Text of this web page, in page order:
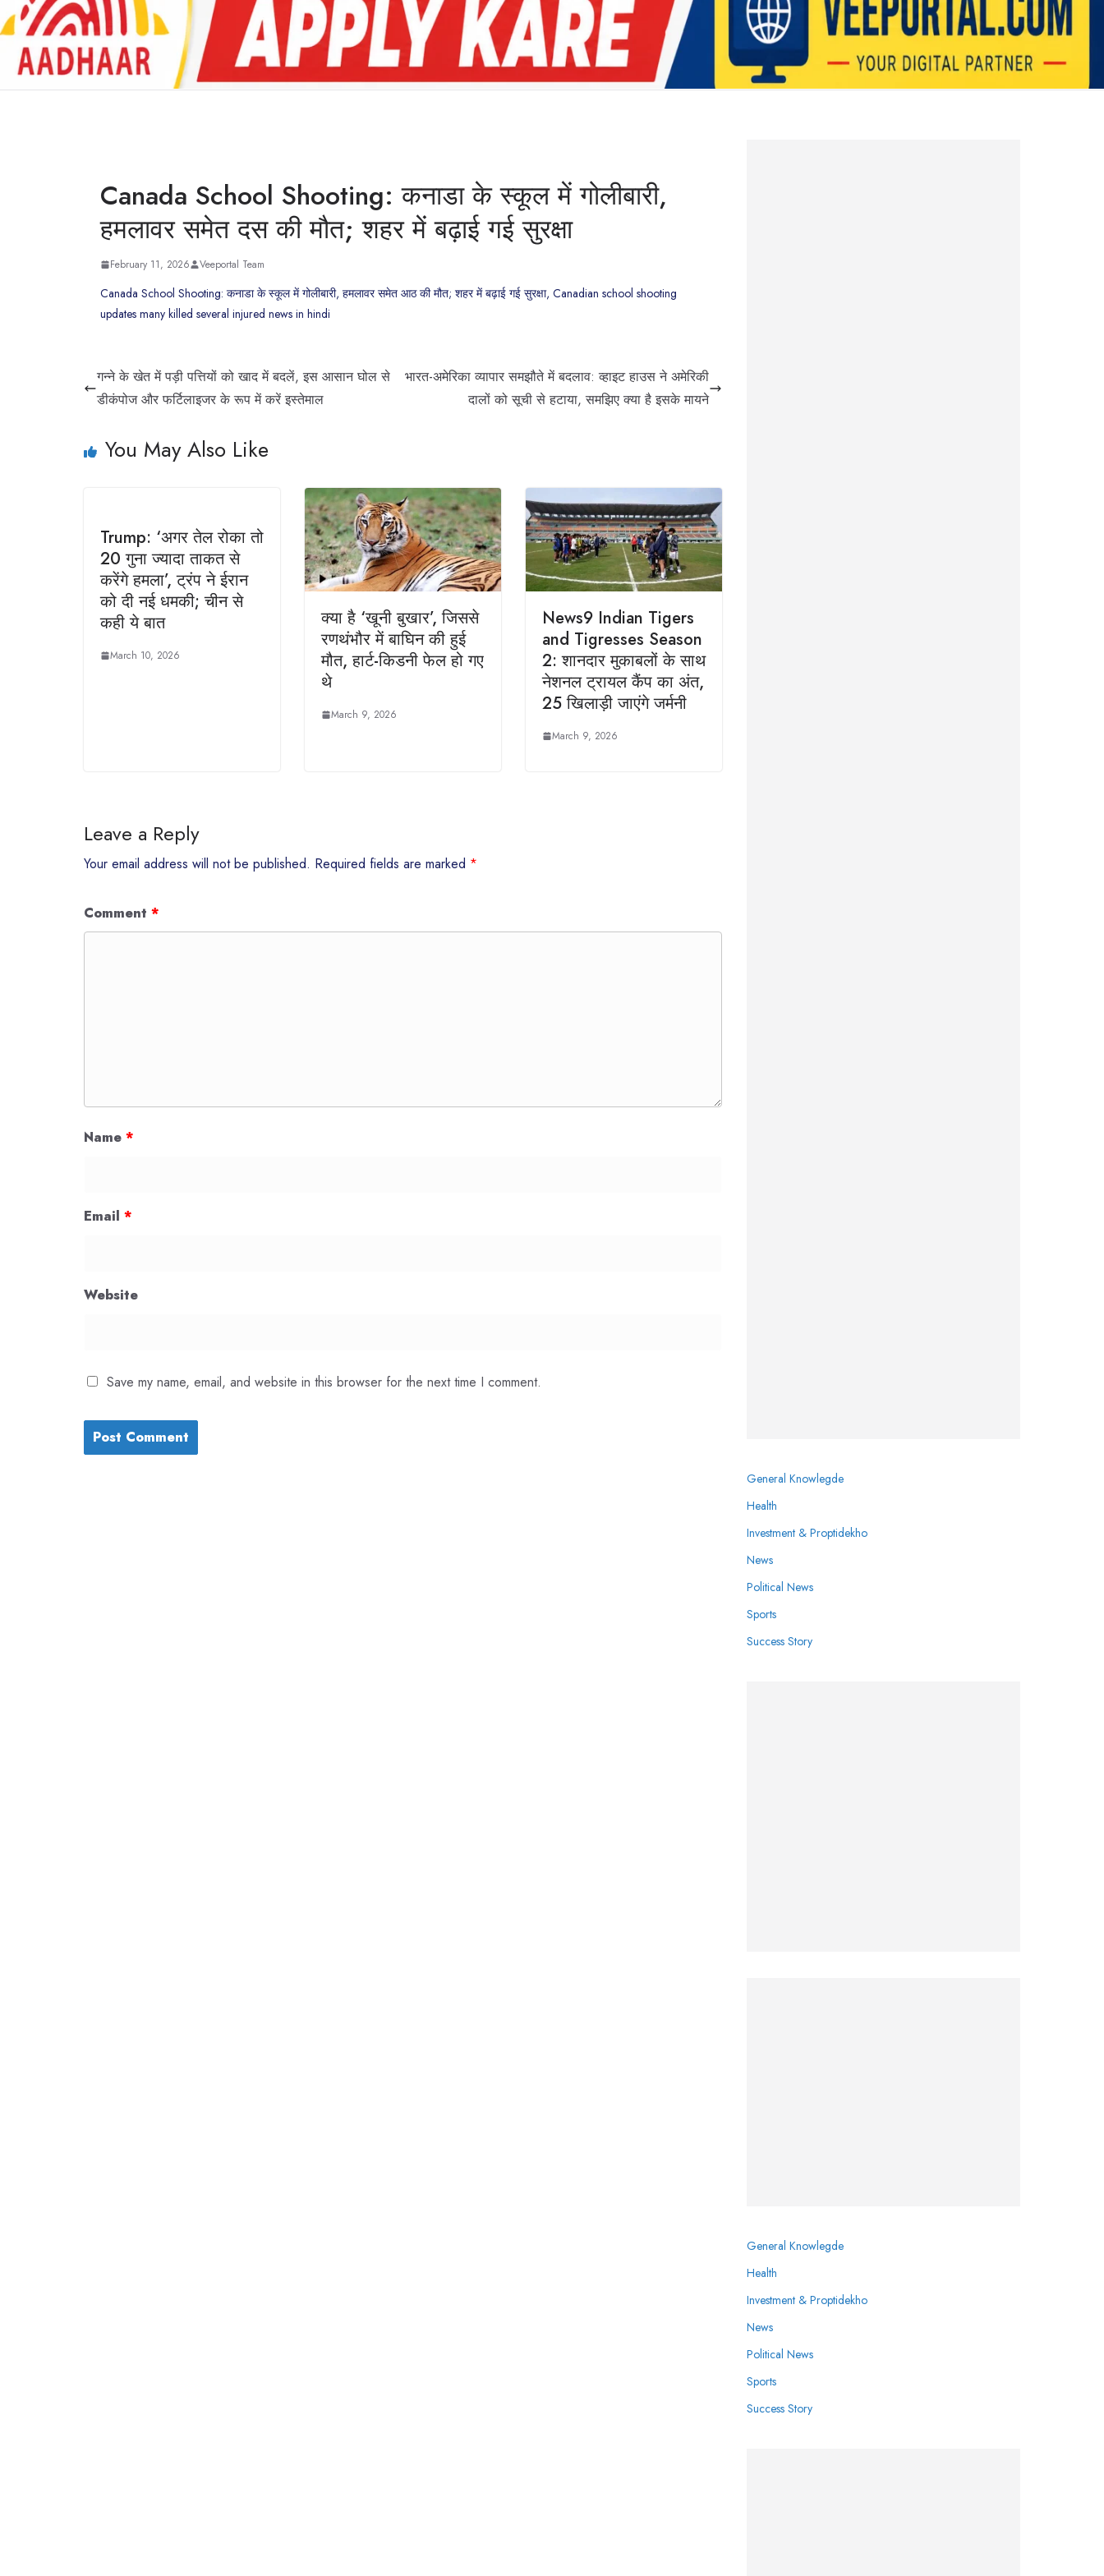
Canada School Shooting: कनाडा के स्कूल में गोलीबारी,
हमलावर समेत दस की मौत; शहर में बढ़ाई गई सुरक्षा
February 11, 2026 Veeportal Team
Canada School Shooting: कनाडा के स्कूल में गोलीबारी, हमलावर समेत आठ की मौत; शहर में बढ़ाई गई सुरक्षा, Canadian school shooting
updates many killed several injured news in hindi
गन्ने के खेत में पड़ी पत्तियों को खाद में बदलें, इस आसान घोल से
डीकंपोज और फर्टिलाइजर के रूप में करें इस्तेमाल
भारत-अमेरिका व्यापार समझौते में बदलाव: व्हाइट हाउस ने अमेरिकी
दालों को सूची से हटाया, समझिए क्या है इसके मायने
You May Also Like
Trump: ‘अगर तेल रोका तो
20 गुना ज्यादा ताकत से
करेंगे हमला’, ट्रंप ने ईरान
को दी नई धमकी; चीन से
कही ये बात
March 10, 2026
क्या है ‘खूनी बुखार’, जिससे
रणथंभौर में बाघिन की हुई
मौत, हार्ट-किडनी फेल हो गए
थे
March 9, 2026
News9 Indian Tigers
and Tigresses Season
2: शानदार मुकाबलों के साथ
नेशनल ट्रायल कैंप का अंत,
25 खिलाड़ी जाएंगे जर्मनी
March 9, 2026
Leave a Reply
Your email address will not be published. Required fields are marked *
Comment *
Name *
Email *
Website
Save my name, email, and website in this browser for the next time I comment.
General Knowlegde
Health
Investment & Proptidekho
News
Political News
Sports
Success Story
General Knowlegde
Health
Investment & Proptidekho
News
Political News
Sports
Success Story